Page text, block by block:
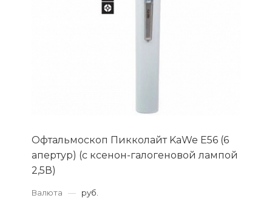
Офтальмоскоп Пикколайт KaWe Е56 (6
апертур) (с ксенон-галогеновой лампой
2,5В)
Валюта — руб.